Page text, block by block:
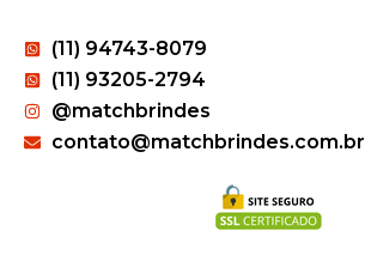
(11) 94743-8079
(11) 93205-2794
@matchbrindes
contato@matchbrindes.com.br